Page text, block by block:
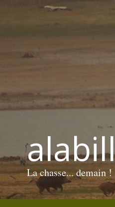
La chasse... demain !